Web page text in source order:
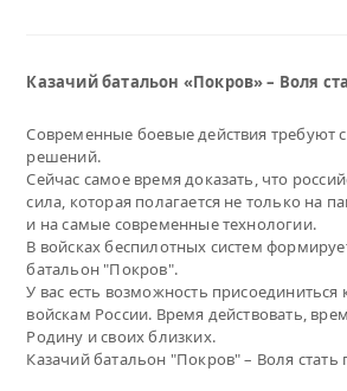
Казачий батальон «Покров» – Воля
Современные боевые действия требуют
решений.
Сейчас самое время доказать, что
сила, которая полагается не только на
и на самые современные технологии.
В войсках беспилотных систем
батальон "Покров".
У вас есть возможность
войскам России. Время действовать,
Родину и своих близких.
Казачий батальон "Покров" – Воля стать